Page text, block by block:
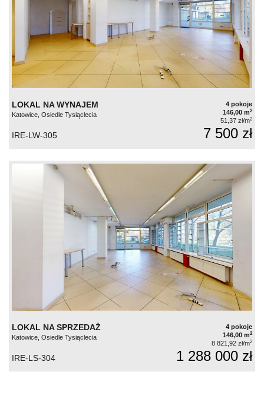
LOKAL NA WYNAJEM
Katowice, Osiedle Tysiąclecia
4 pokoje
146,00 m2
51,37 zł/m2
IRE-LW-305 7 500 zł
LOKAL NA SPRZEDAŻ
Katowice, Osiedle Tysiąclecia
4 pokoje
146,00 m2
8 821,92 zł/m2
IRE-LS-304 1 288 000 zł